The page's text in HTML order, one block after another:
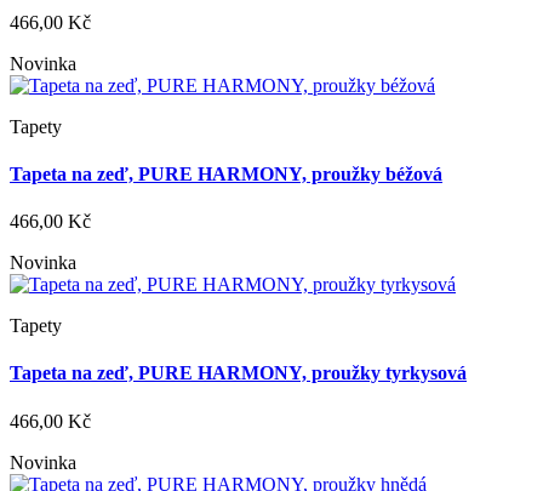
466,00 Kč
Novinka
Tapety
Tapeta na zeď, PURE HARMONY, proužky béžová
466,00 Kč
Novinka
Tapety
Tapeta na zeď, PURE HARMONY, proužky tyrkysová
466,00 Kč
Novinka